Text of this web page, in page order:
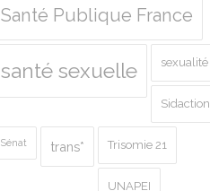
Santé Publique France
santé sexuelle sexualité
Sidaction
Sénat trans* Trisomie 21
UNAPEI